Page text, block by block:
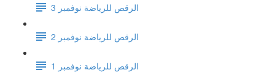
الرقص للرياضة نوفمبر 3
الرقص للرياضة نوفمبر 2
الرقص للرياضة نوفمبر 1